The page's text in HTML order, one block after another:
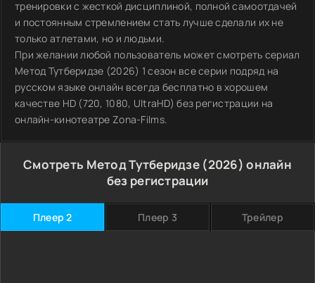
тренировки с жесткой дисциплиной, полной самоотдачей
и постоянным стремлением стать лучше сделали их не
только атлетами, но и людьми.
При желании любой пользователь может смотреть сериал
Метод Тутберидзе (2026) 1 сезон все серии подряд на
русском языке онлайн всегда бесплатно в хорошем
качестве HD (720, 1080, UltraHD) без регистрации на
онлайн-кинотеатре Zona-Films.
Смотреть Метод Тутберидзе (2026) онлайн
без регистрации
Плеер 2 Плеер 3 Трейлер